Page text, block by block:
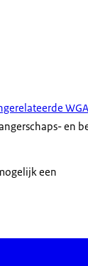
en
een